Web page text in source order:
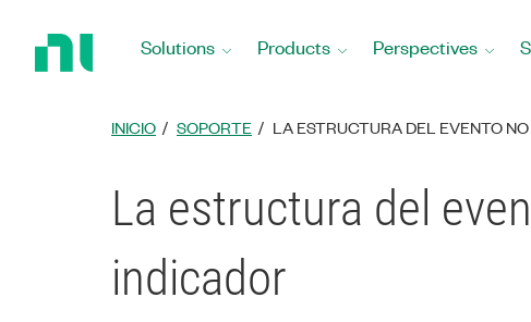
Solutions Products Perspectives
INICIO SOPORTE LA ESTRUCTURA DEL EVENTO
La estructura del
indicador